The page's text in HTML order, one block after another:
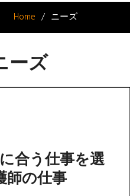
Home ニーズ
ーズ
合う仕事を選
師の仕事